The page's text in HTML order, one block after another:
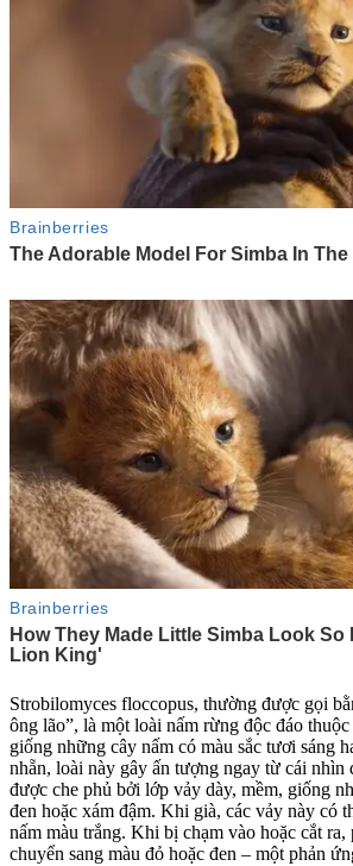
Strobilomyces floccopus, thường được gọi
ông lão”, là một loài nấm rừng độc đáo
giống những cây nấm có màu sắc tươi sáng
nhẵn, loài này gây ấn tượng ngay từ cái nhìn
được che phủ bởi lớp vảy dày, mềm, giống
đen hoặc xám đậm. Khi già, các vảy này có
nấm màu trắng. Khi bị chạm vào hoặc cắt
chuyển sang màu đỏ hoặc đen – một phản